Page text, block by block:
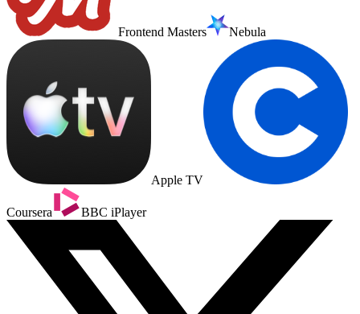
Frontend Masters Nebula
Apple TV
Coursera BBC iPlayer